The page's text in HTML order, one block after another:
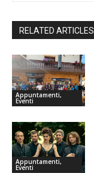
RELATED ARTICLES
Appuntamenti,
Eventi
Appuntamenti,
Eventi